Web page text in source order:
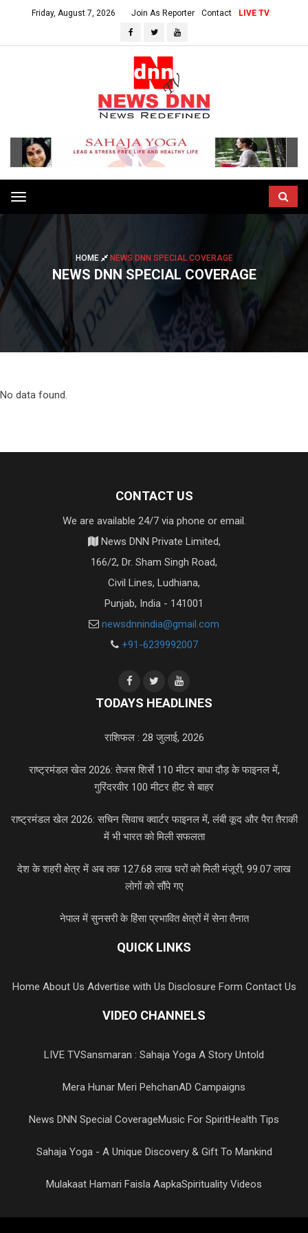
Friday, August 7, 2026 Join As Reporter Contact LIVE TV
Toggle
navigation
HOME NEWS DNN SPECIAL COVERAGE
NEWS DNN SPECIAL COVERAGE
No data found.
CONTACT US
We are available 24/7 via phone or email.
News DNN Private Limited,
166/2, Dr. Sham Singh Road,
Civil Lines, Ludhiana,
Punjab, India - 141001
newsdnnindia@gmail.com
+91-6239992007
TODAYS HEADLINES
राशिफल : 28 जुलाई, 2026
राष्ट्रमंडल खेल 2026: तेजस शिर्से 110 मीटर बाधा दौड़ के फाइनल में,
गुरिंदरवीर 100 मीटर हीट से बाहर
राष्ट्रमंडल खेल 2026: सचिन सिवाच क्वार्टर फाइनल में, लंबी कूद और पैरा तैराकी
में भी भारत को मिली सफलता
देश के शहरी क्षेत्र में अब तक 127.68 लाख घरों को मिली मंजूरी, 99.07 लाख
लोगों को सौंपे गए
नेपाल में सुनसरी के हिंसा प्रभावित क्षेत्रों में सेना तैनात
QUICK LINKS
Home About Us Advertise with Us Disclosure Form Contact Us
VIDEO CHANNELS
LIVE TVSansmaran : Sahaja Yoga A Story Untold
Mera Hunar Meri PehchanAD Campaigns
News DNN Special CoverageMusic For SpiritHealth Tips
Sahaja Yoga - A Unique Discovery & Gift To Mankind
Mulakaat Hamari Faisla AapkaSpirituality Videos